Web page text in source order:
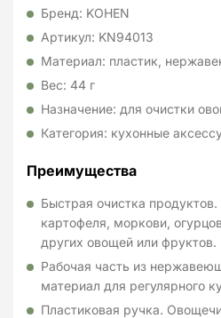
Бренд: KOHEN
Артикул: KN94013
Материал: пластик,
Вес: 44 г
Назначение: для очистки
Категория: кухонные
Преимущества
Быстрая очистка
картофеля, моркови,
других овощей или фруктов.
Рабочая часть из
материал для регулярного
Пластиковая ручка.